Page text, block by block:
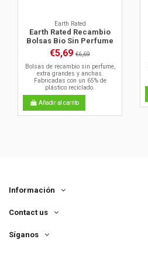
Earth Rated
Earth Rated Recambio
Bolsas Bio Sin Perfume
€5,69 €6,69
Bolsas de recambio sin perfume,
extra grandes y anchas.
Fabricadas con un 65% de
plástico reciclado.
Añadir al carrito
Información
Contact us
Síganos